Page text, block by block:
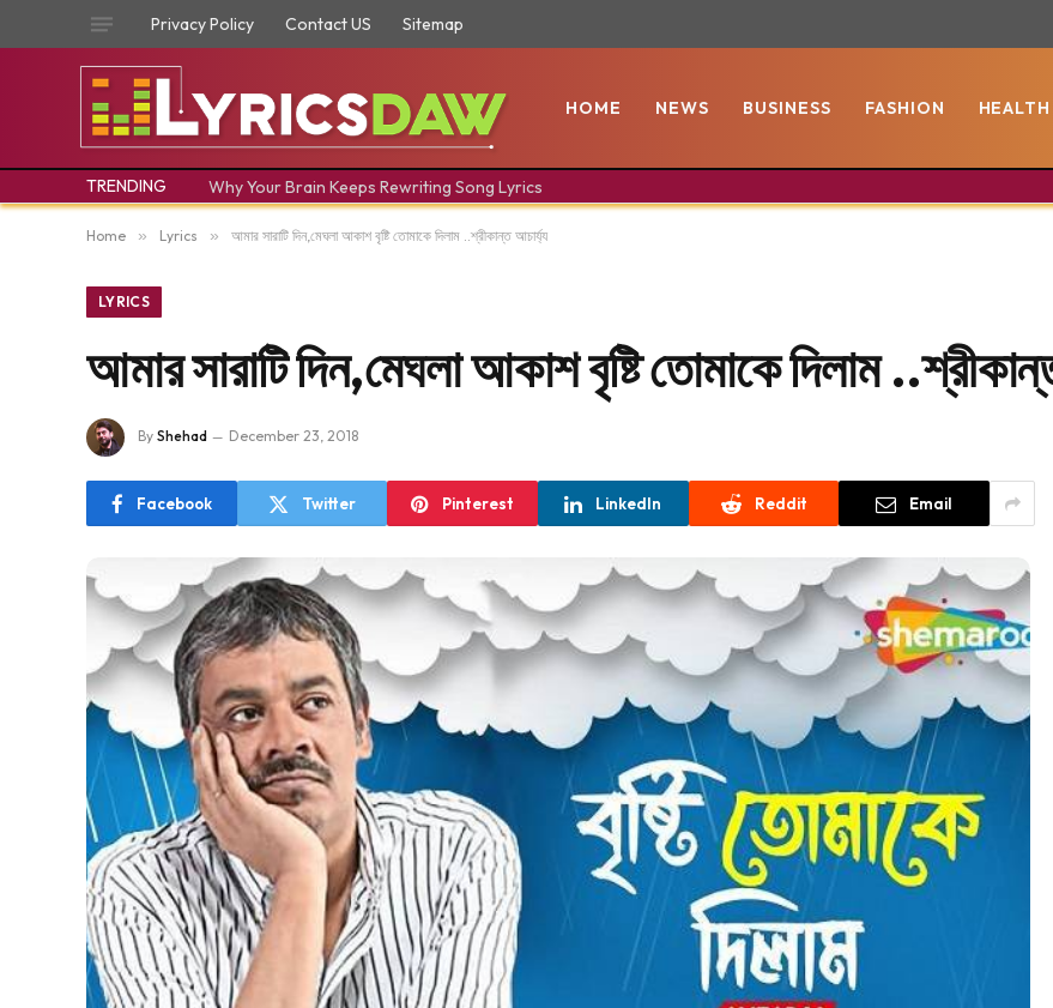
Privacy Policy Contact US Sitemap
HOME NEWS BUSINESS FASHION HEALTH
TRENDING Why Your Brain Keeps Rewriting Song Lyrics
Home » Lyrics » আমার সারাটি দিন,মেঘলা আকাশ বৃষ্টি তোমাকে দিলাম ..শ্রীকান্ত আচার্য্য
LYRICS
আমার সারাটি দিন,মেঘলা আকাশ বৃষ্টি তোমাকে দিলাম
By Shehad December 23, 2018
Facebook Twitter Pinterest LinkedIn Reddit Email